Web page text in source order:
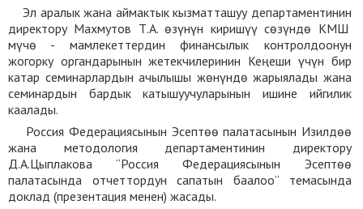
Эл аралык жана аймактык кызматташуу департаментинин
директору Махмутов Т.А. өзүнүн киришүү сөзүндө КМШ
мүчө - мамлекеттердин финансылык контролдоонун
жогорку органдарынын жетекчилеринин Кеңеши үчүн бир
катар семинарлардын ачылышы жөнүндө жарыялады жана
семинардын бардык катышуучуларынын ишине ийгилик
каалады.
Россия Федерациясынын Эсептөө палатасынын Изилдөө
жана методология департаментинин директору
Д.А.Цыплакова “Россия Федерациясынын Эсептөө
палатасында отчеттордун сапатын баалоо” темасында
доклад (презентация менен) жасады.